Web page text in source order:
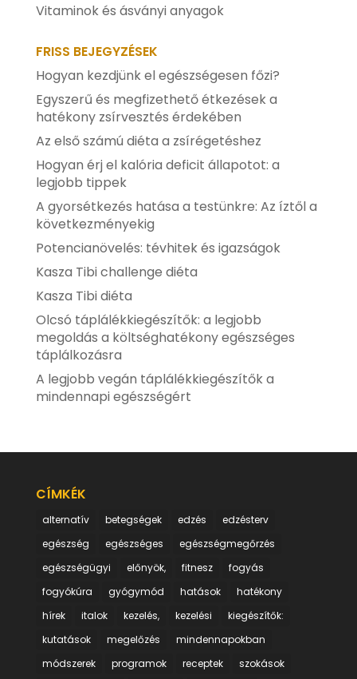
Vitaminok és ásványi anyagok
FRISS BEJEGYZÉSEK
Hogyan kezdjünk el egészségesen főzi?
Egyszerű és megfizethető étkezések a
hatékony zsírvesztés érdekében
Az első számú diéta a zsírégetéshez
Hogyan érj el kalória deficit állapotot: a
legjobb tippek
A gyorsétkezés hatása a testünkre: Az íztől a
következményekig
Potencianövelés: tévhitek és igazságok
Kasza Tibi challenge diéta
Kasza Tibi diéta
Olcsó táplálékkiegészítők: a legjobb
megoldás a költséghatékony egészséges
táplálkozásra
A legjobb vegán táplálékkiegészítők a
mindennapi egészségért
CÍMKÉK
alternatív betegségek edzés
edzésterv
egészség
egészséges
egészségmegőrzés
egészségügyi
előnyök, fitnesz
fogyás
fogyókúra
gyógymód hatások
hatékony
hírek
italok kezelés, kezelési
kiegészítők:
kutatások
megelőzés
mindennapokban
módszerek
programok receptek
szokások